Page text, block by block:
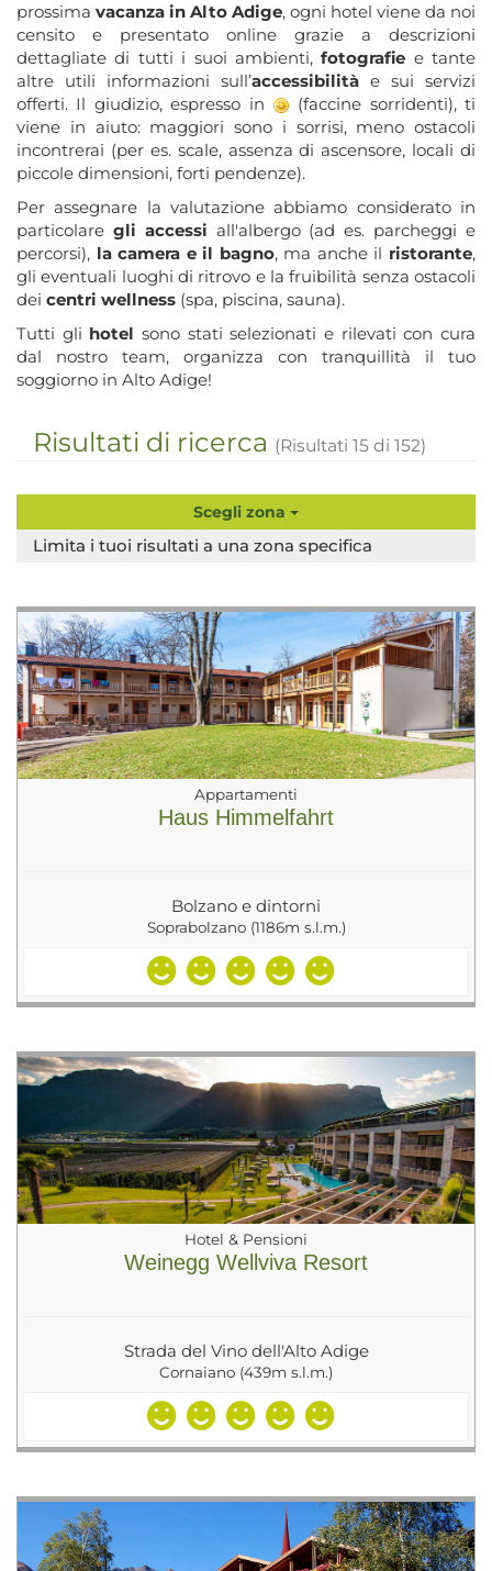
prossima vacanza in Alto Adige, ogni hotel viene da noi
censito e presentato online grazie a descrizioni
dettagliate di tutti i suoi ambienti,fotografie e tante
altre utili informazioni sull’accessibilità e sui servizi
offerti. Il giudizio, espresso in
(faccine sorridenti), ti
viene in aiuto: maggiori sono i sorrisi, meno ostacoli
incontrerai (per es. scale, assenza di ascensore, locali di
piccole dimensioni, forti pendenze).
Per assegnare la valutazione abbiamo considerato in
particolare gli accessi all'albergo (ad es. parcheggi e
percorsi), la camera e il bagno, ma anche il ristorante,
gli eventuali luoghi di ritrovo e la fruibilità senza ostacoli
dei centri wellness (spa, piscina, sauna).
Tutti gli hotel sono stati selezionati e rilevati con cura
dal nostro team, organizza con tranquillità il tuo
soggiorno in Alto Adige!
Risultati di ricerca (Risultati 15 di 152)
Scegli zona
Limita i tuoi risultati a una zona specifica
Appartamenti
Haus Himmelfahrt
Bolzano e dintorni
Soprabolzano (1186m s.l.m.)
Hotel & Pensioni
Weinegg Wellviva Resort
Strada del Vino dell'Alto Adige
Cornaiano (439m s.l.m.)